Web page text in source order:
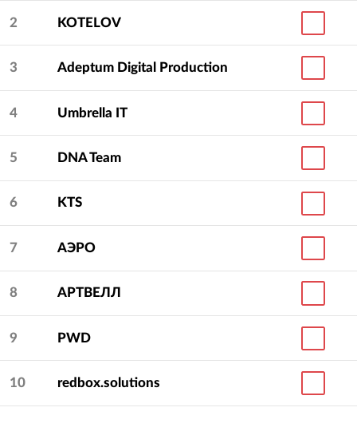
2 KOTELOV
3 Adeptum Digital Production
4 Umbrella IT
5 DNA Team
6 KTS
7 АЭРО
8 АРТВЕЛЛ
9 PWD
10 redbox.solutions